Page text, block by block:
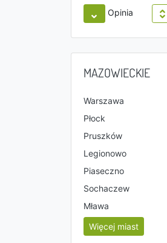
Opinia
MAZOWIECKIE
Warszawa
Płock
Pruszków
Legionowo
Piaseczno
Sochaczew
Mława
Więcej miast